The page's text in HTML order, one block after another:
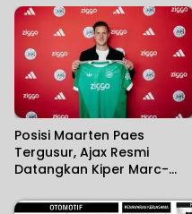
Posisi Maarten Paes
Tergusur, Ajax Resmi
Datangkan Kiper Marc-
Barcelona